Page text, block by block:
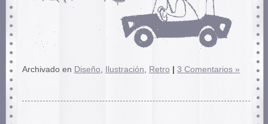
Archivado en Diseño Ilustración Retro 3 Comentarios »